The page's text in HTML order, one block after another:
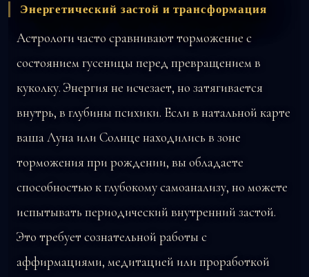
Энергетический застой и трансформация
Астрологи часто сравнивают торможение с
состоянием гусеницы перед превращением в
куколку. Энергия не исчезает, но затягивается
внутрь, в глубины психики. Если в натальной карте
ваша Луна или Солнце находились в зоне
торможения при рождении, вы обладаете
способностью к глубокому самоанализу, но можете
испытывать периодический внутренний застой.
Это требует сознательной работы с
аффирмациями, медитацией или проработкой